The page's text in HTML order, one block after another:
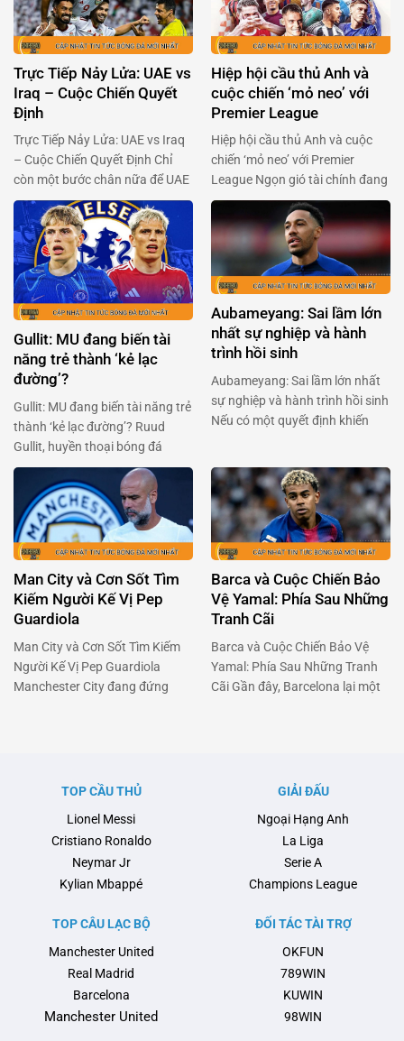
Trực Tiếp Nảy Lửa: UAE vs
Iraq – Cuộc Chiến Quyết
Định
Trực Tiếp Nảy Lửa: UAE vs Iraq
– Cuộc Chiến Quyết Định Chỉ
còn một bước chân nữa để UAE
và Iraq chạm tay vào giấc mơ
World Cup đang chờ đợi phía
trước. Hai đội bóng đầy khao
khát này sẽ đụng độ nhau trong
trận chiến không khoan nhượng
vào 23h00 ngày 13/11. …
Hiệp hội cầu thủ Anh và
cuộc chiến ‘mỏ neo’ với
Premier League
Hiệp hội cầu thủ Anh và cuộc
chiến ‘mỏ neo’ với Premier
League Ngọn gió tài chính đang
thổi mạnh qua Premier League,
khi Hiệp hội cầu thủ chuyên
nghiệp Anh (PFA) sẵn sàng ‘xắn
tay áo’ đối đầu với ban tổ chức
giải đấu. Trong bối cảnh Premier
League chuẩn bị thông qua một
…
Gullit: MU đang biến tài
năng trẻ thành ‘kẻ lạc
đường’?
Gullit: MU đang biến tài năng trẻ
thành ‘kẻ lạc đường’? Ruud
Gullit, huyền thoại bóng đá
người Hà Lan, gần đây đã gây
bão với phát biểu về Alejandro
Garnacho – tài năng trẻ của
Manchester United. Ông cho
rằng Garnacho, một viên ngọc
sáng giá, đang bị kìm hãm bởi
chính môi trường …
Aubameyang: Sai lầm lớn
nhất sự nghiệp và hành
trình hồi sinh
Aubameyang: Sai lầm lớn nhất
sự nghiệp và hành trình hồi sinh
Nếu có một quyết định khiến
chính là lần chuyển đến Chelsea
vào năm 2022. Chân sút người
Gabon đã dám trải lòng về giai
đoạn u ám ấy, và cách anh đang
tìm …
Man City và Cơn Sốt Tìm
Kiếm Người Kế Vị Pep
Guardiola
Man City và Cơn Sốt Tìm Kiếm
Người Kế Vị Pep Guardiola
Manchester City đang đứng
thế lực không thể cản phá tại
Barca và Cuộc Chiến Bảo
Vệ Yamal: Phía Sau Những
Tranh Cãi
Barca và Cuộc Chiến Bảo Vệ
Yamal: Phía Sau Những Tranh
Cãi Gần đây, Barcelona lại một
đội bóng này với Liên đoàn
TOP CẦU THỦ
Lionel Messi
Cristiano Ronaldo
Neymar Jr
Kylian Mbappé
GIẢI ĐẤU
Ngoại Hạng Anh
La Liga
Serie A
Champions League
TOP CÂU LẠC BỘ
Manchester United
Real Madrid
Barcelona
Manchester United
ĐỐI TÁC TÀI TRỢ
OKFUN
789WIN
KUWIN
98WIN